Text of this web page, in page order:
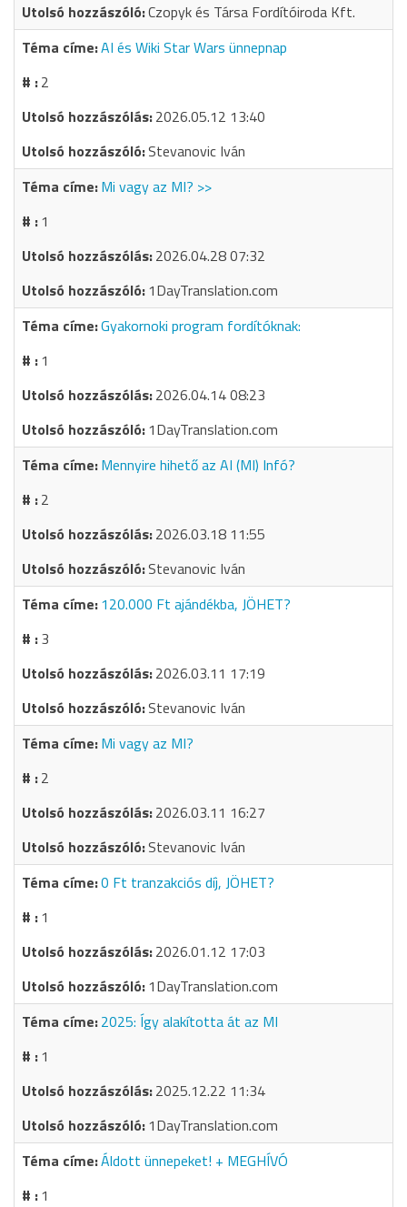
Czopyk és Társa Fordítóiroda Kft.
AI és Wiki Star Wars ünnepnap
2
2026.05.12 13:40
Stevanovic Iván
Mi vagy az MI? >>
1
2026.04.28 07:32
1DayTranslation.com
Gyakornoki program fordítóknak:
1
2026.04.14 08:23
1DayTranslation.com
Mennyire hihető az AI (MI) Infó?
2
2026.03.18 11:55
Stevanovic Iván
120.000 Ft ajándékba, JÖHET?
3
2026.03.11 17:19
Stevanovic Iván
Mi vagy az MI?
2
2026.03.11 16:27
Stevanovic Iván
0 Ft tranzakciós díj, JÖHET?
1
2026.01.12 17:03
1DayTranslation.com
2025: Így alakította át az MI
1
2025.12.22 11:34
1DayTranslation.com
Áldott ünnepeket! + MEGHÍVÓ
1